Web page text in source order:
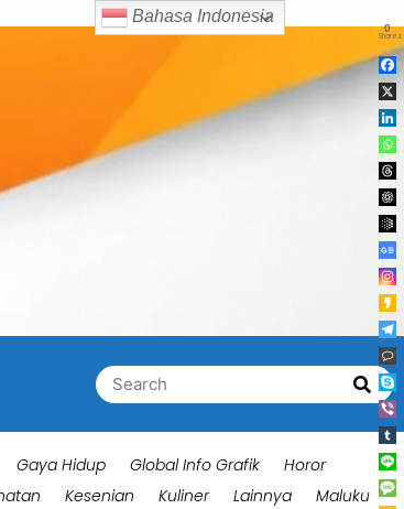
Search
for:
Gaya Hidup Global Info Grafik
Horor
Kesenian Kuliner Lainnya
Maluku
0
Shares
Bahasa Indonesia